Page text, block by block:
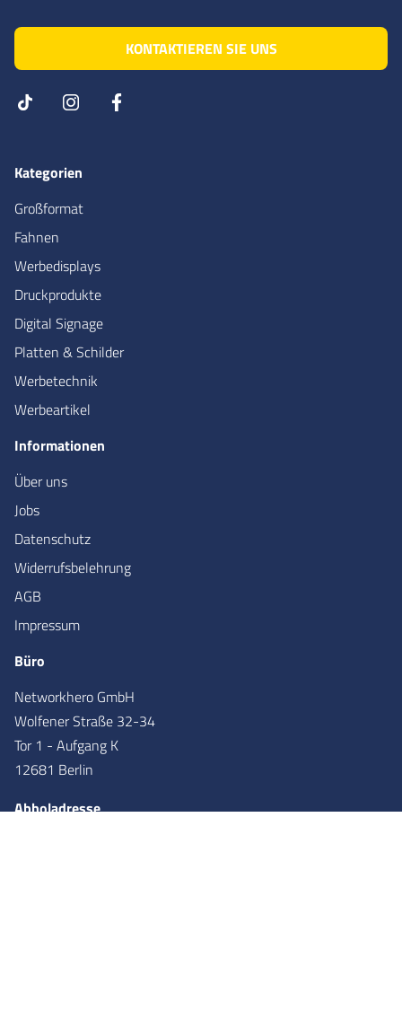
KONTAKTIEREN SIE UNS
Kategorien
Großformat
Fahnen
Werbedisplays
Druckprodukte
Digital Signage
Platten & Schilder
Werbetechnik
Werbeartikel
Informationen
Über uns
Jobs
Datenschutz
Widerrufsbelehrung
AGB
Impressum
Büro
Networkhero GmbH
Wolfener Straße 32-34
Tor 1 - Aufgang K
12681 Berlin
Abholadresse